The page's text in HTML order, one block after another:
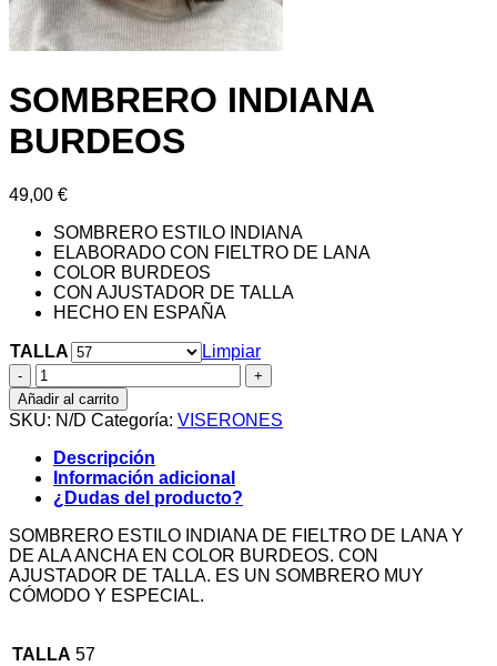
SOMBRERO INDIANA
BURDEOS
49,00 €
SOMBRERO ESTILO INDIANA
ELABORADO CON FIELTRO DE LANA
COLOR BURDEOS
CON AJUSTADOR DE TALLA
HECHO EN ESPAÑA
TALLA
Limpiar
SOMBRERO
INDIANA
BURDEOS
cantidad
Añadir al carrito
SKU: N/D Categoría: VISERONES
Descripción
Información adicional
¿Dudas del producto?
SOMBRERO ESTILO INDIANA DE FIELTRO DE LANA Y
DE ALA ANCHA EN COLOR BURDEOS. CON
AJUSTADOR DE TALLA. ES UN SOMBRERO MUY
CÓMODO Y ESPECIAL.
TALLA 57